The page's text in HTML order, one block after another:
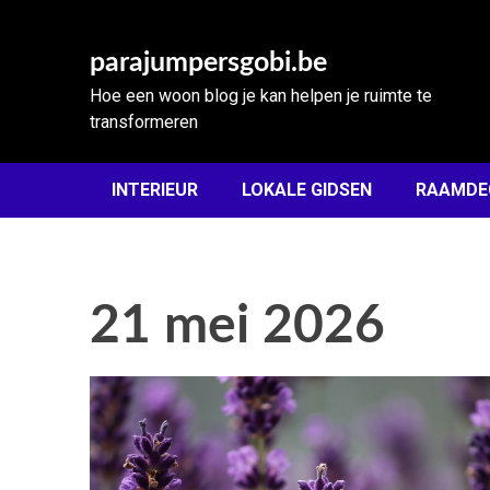
parajumpersgobi.be
Hoe een woon blog je kan helpen je ruimte te
transformeren
INTERIEUR LOKALE GIDSEN
21 mei 2026